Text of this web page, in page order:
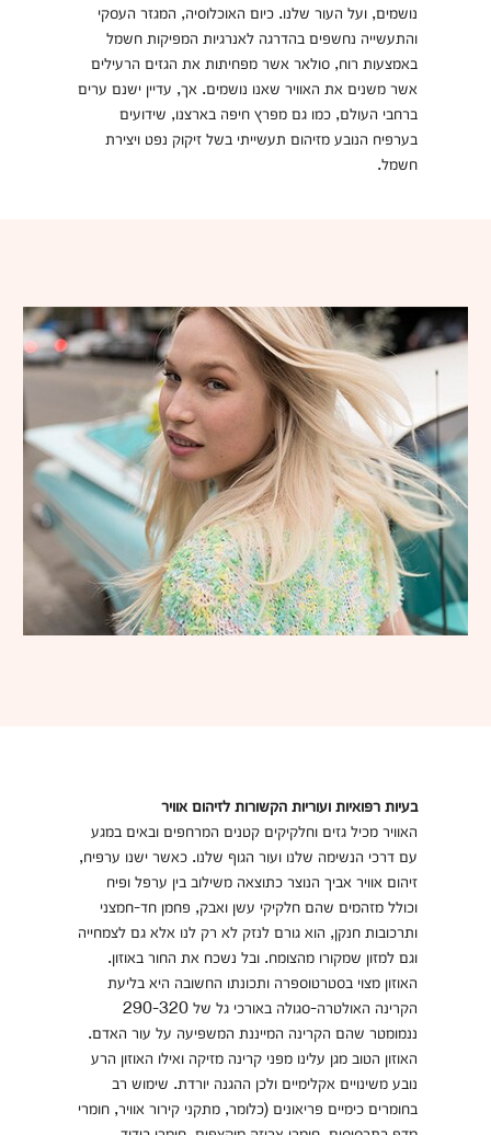
נושמים, ועל העור שלנו. כיום האוכלוסיה, המגזר העסקי
והתעשייה נחשפים בהדרגה לאנרגיות המפיקות חשמל
באמצעות רוח, סולאר אשר מפחיתות את הגזים הרעילים
אשר משנים את האוויר שאנו נושמים. אך, עדיין ישנם ערים
ברחבי העולם, כמו גם מפרץ חיפה בארצנו, שידועים
בערפיח הנובע מזיהום תעשייתי בשל זיקוק נפט ויצירת
חשמל.
בעיות רפואיות ועוריות הקשורות לזיהום אוויר
האוויר מכיל גזים וחלקיקים קטנים המרחפים ובאים במגע
עם דרכי הנשימה שלנו ועור הגוף שלנו. כאשר ישנו ערפיח,
זיהום אוויר אביך הנוצר כתוצאה משילוב בין ערפל ופיח
וכולל מזהמים שהם חלקיקי עשן ואבק, פחמן חד-חמצני
ותרכובות חנקן, הוא גורם לנזק לא רק לנו אלא גם לצמחייה
וגם למזון שמקורו מהצומח. ובל נשכח את החור באוזון.
האוזון מצוי בסטרטוספרה ותכונתו החשובה היא בליעת
הקרינה האולטרה-סגולה באורכי גל של 290-320
ננמומטר שהם הקרינה המייננת המשפיעה על עור האדם.
האוזון הטוב מגן עלינו מפני קרינה מזיקה ואילו האוזון הרע
נובע משינויים אקלימיים ולכן ההגנה יורדת. שימוש רב
בחומרים כימיים פריאונים (כלומר, מתקני קירור אוויר, חומרי